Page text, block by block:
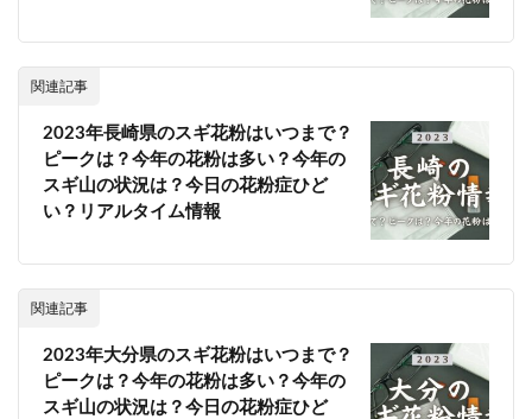
関連記事
2023年長崎県のスギ花粉はいつまで？
ピークは？今年の花粉は多い？今年の
スギ山の状況は？今日の花粉症ひど
い？リアルタイム情報
関連記事
2023年大分県のスギ花粉はいつまで？
ピークは？今年の花粉は多い？今年の
スギ山の状況は？今日の花粉症ひど